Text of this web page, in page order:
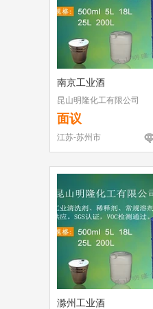
南京工业酒
昆山明隆化工有限公司
面议
江苏-苏州市
滁州工业酒